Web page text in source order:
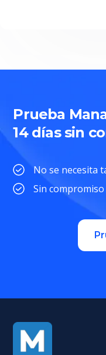
Prueba
14 días sin
No se necesita
Sin compromiso